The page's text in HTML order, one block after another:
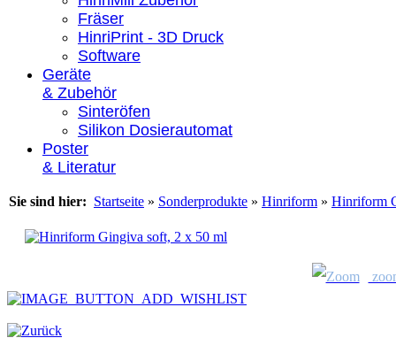
Fräser
HinriPrint - 3D Druck
Software
Geräte
& Zubehör
Sinteröfen
Silikon Dosierautomat
Poster
& Literatur
Sie sind hier: Startseite » Sonderprodukte » Hinriform » Hinriform